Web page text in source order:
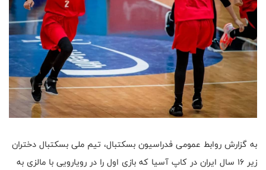
به گزارش روابط عمومی فدراسیون بسکتبال، تیم ملی بسکتبال دختران
زیر ۱۶ سال ایران در کاپ آسیا که بازی اول را در رویارویی با مالزی به